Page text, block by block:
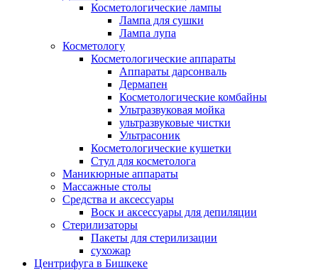
Косметологические лампы
Лампа для сушки
Лампа лупа
Косметологу
Косметологические аппараты
Аппараты дарсонваль
Дермапен
Косметологические комбайны
Ультразвуковая мойка
ультразвуковые чистки
Ультрасоник
Косметологические кушетки
Стул для косметолога
Маникюрные аппараты
Массажные столы
Средства и аксессуары
Воск и аксессуары для депиляции
Стерилизаторы
Пакеты для стерилизации
сухожар
Центрифуга в Бишкеке